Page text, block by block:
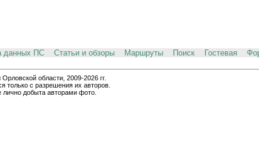
данных ПС Статьи и обзоры Маршруты Поиск Гостевая
области, 2009-2026 гг.
только с разрешения их авторов.
добыта авторами фото.